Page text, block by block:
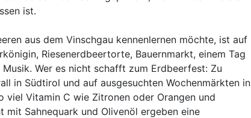
ist.
aus dem Vinschgau kennenlernen möchte, ist auf
Riesenerdbeertorte, Bauernmarkt, einem Tag
Wer es nicht schafft zum Erdbeerfest: Zu
in Südtirol und auf ausgesuchten Wochenmärkten in
viel Vitamin C wie Zitronen oder Orangen und
mit Sahnequark und Olivenöl ergeben eine